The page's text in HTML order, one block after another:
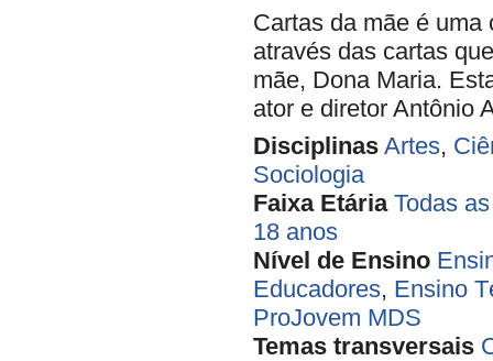
Cartas da mãe é
através das cartas
mãe, Dona Maria.
ator e diretor Antônio
Disciplinas Artes,
Sociologia
Faixa Etária Todas
18 anos
Nível de Ensino
Educadores, Ensino
ProJovem MDS
Temas transversais